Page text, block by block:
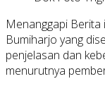
Menanggapi Berita
Bumiharjo yang
penjelasan dan
menurutnya